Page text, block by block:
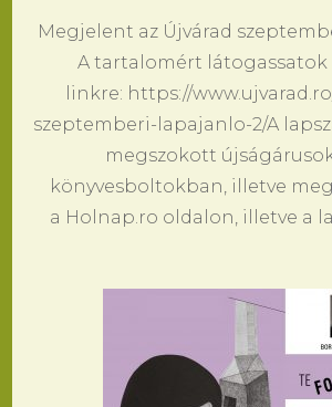
Megjelent az Újvárad
A tartalomért látogassatok
linkre: https://
szeptemberi-lapajanlo-2/A
megszokott
könyvesboltokban, illetve
a Holnap.ro oldalon, illetve a